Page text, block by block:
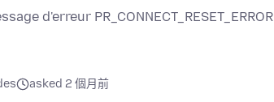
d'erreur PR_CONNECT_RESET_ERROR
asked 2 個月前